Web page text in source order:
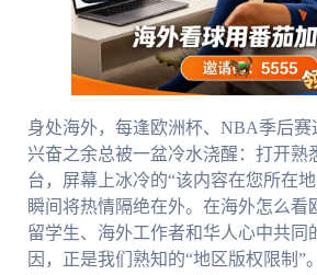
身处海外，每逢欧洲杯、NBA季后赛
兴奋之余总被一盆冷水浇醒：打开熟
台，屏幕上冰冷的“该内容在您所在地
瞬间将热情隔绝在外。在海外怎么看
留学生、海外工作者和华人心中共同
因，正是我们熟知的“地区版权限制”